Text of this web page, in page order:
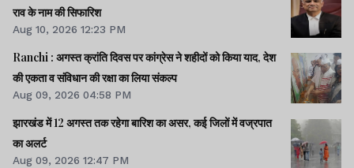
राव के नाम की सिफारिश
Aug 10, 2026 12:23 PM
Ranchi : अगस्त क्रांति दिवस पर कांग्रेस ने शहीदों को किया याद, देश
की एकता व संविधान की रक्षा का लिया संकल्प
Aug 09, 2026 04:58 PM
झारखंड में 12 अगस्त तक रहेगा बारिश का असर, कई जिलों में वज्रपात
का अलर्ट
Aug 09, 2026 12:47 PM